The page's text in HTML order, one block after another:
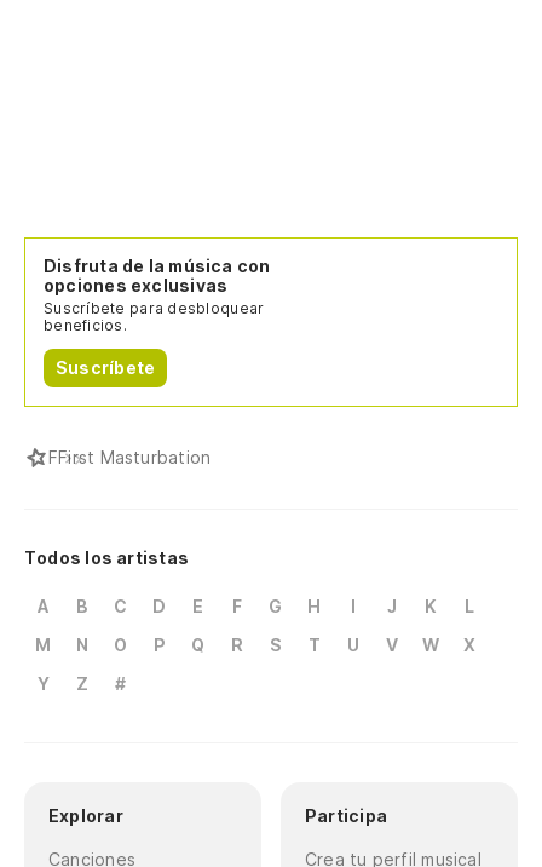
Disfruta de la música con
opciones exclusivas
Suscríbete para desbloquear
beneficios.
Suscríbete
FFirst Masturbation
Todos los artistas
A B C D E F G H I J K
L
M
N O P Q R S T U V W
X
Y
Z #
Explorar
Canciones
Participa
Crea tu perfil musical